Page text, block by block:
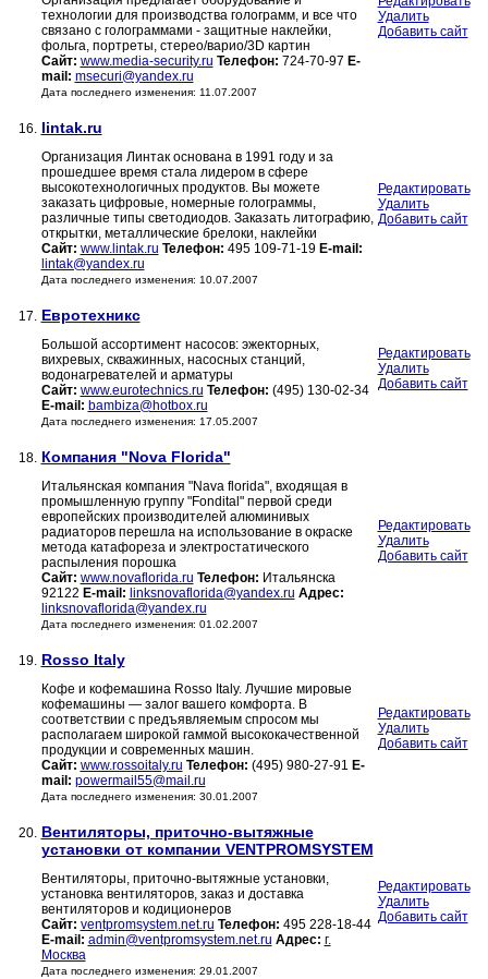
технологии для производства голограмм, и все что
связано с голограммами - защитные наклейки,
фольга, портреты, стерео/варио/3D картин
Сайт: www.media-security.ru Телефон: 724-70-97 E-
mail: msecuri@yandex.ru
Дата последнего изменения: 11.07.2007
Удалить
Добавить сайт
16. lintak.ru
Организация Линтак основана в 1991 году и за
прошедшее время стала лидером в сфере
высокотехнологичных продуктов. Вы можете
заказать цифровые, номерные голограммы,
различные типы светодиодов. Заказать литографию,
открытки, металлические брелоки, наклейки
Сайт: www.lintak.ru Телефон: 495 109-71-19 E-mail:
lintak@yandex.ru
Дата последнего изменения: 10.07.2007
Редактировать
Удалить
Добавить сайт
17. Евротехникс
Большой ассортимент насосов: эжекторных,
вихревых, скважинных, насосных станций,
водонагревателей и арматуры
Сайт: www.eurotechnics.ru Телефон: (495) 130-02-34
E-mail: bambiza@hotbox.ru
Дата последнего изменения: 17.05.2007
Редактировать
Удалить
Добавить сайт
18. Компания "Nova Florida"
Итальянская компания "Nava florida", входящая в
промышленную группу "Fondital" первой среди
европейских производителей алюминивых
радиаторов перешла на использование в окраске
метода катафореза и электростатического
распыления порошка
Сайт: www.novaflorida.ru Телефон: Итальянска
92122 E-mail: linksnovaflorida@yandex.ru Адрес:
linksnovaflorida@yandex.ru
Дата последнего изменения: 01.02.2007
Редактировать
Удалить
Добавить сайт
19. Rosso Italy
Кофе и кофемашина Rosso Italy. Лучшие мировые
кофемашины — залог вашего комфорта. В
соответствии с предъявляемым спросом мы
располагаем широкой гаммой высококачественной
продукции и современных машин.
Сайт: www.rossoitaly.ru Телефон: (495) 980-27-91 E-
mail: powermail55@mail.ru
Дата последнего изменения: 30.01.2007
Редактировать
Удалить
Добавить сайт
20. Вентиляторы, приточно-вытяжные
установки от компании VENTPROMSYSTEM
Вентиляторы, приточно-вытяжные установки,
установка вентиляторов, заказ и доставка
вентиляторов и кодиционеров
Сайт: ventpromsystem.net.ru Телефон: 495 228-18-44
E-mail: admin@ventpromsystem.net.ru Адрес: г.
Москва
Дата последнего изменения: 29.01.2007
Редактировать
Удалить
Добавить сайт